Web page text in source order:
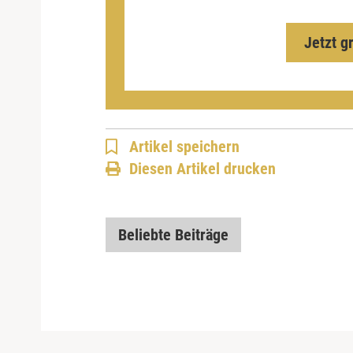
Jetzt
Artikel speichern
Diesen Artikel drucken
Beliebte Beiträge